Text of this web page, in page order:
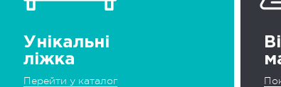
Унікальні
ліжка
Перейти у каталог